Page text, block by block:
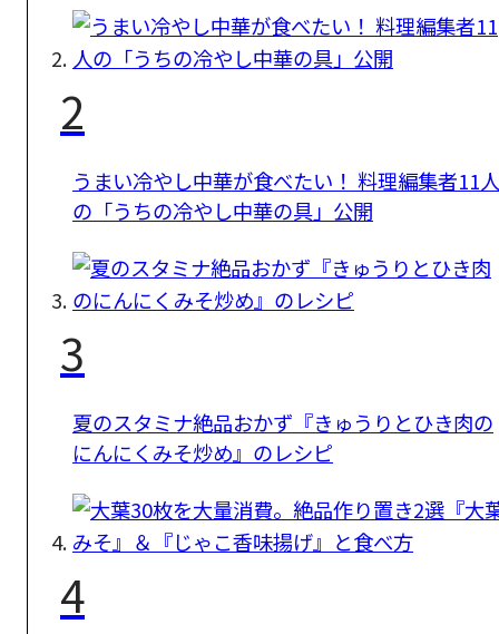
2
うまい冷やし中華が食べたい！ 料理編集者11人
の「うちの冷やし中華の具」公開
3
夏のスタミナ絶品おかず『きゅうりとひき肉の
にんにくみそ炒め』のレシピ
4